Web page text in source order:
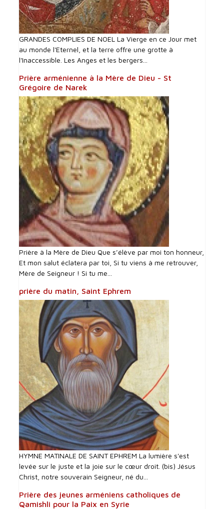
GRANDES COMPLIES DE NOEL La Vierge en ce Jour met
au monde l'Eternel, et la terre offre une grotte à
l'Inaccessible. Les Anges et les bergers...
Prière arménienne à la Mère de Dieu - St
Grégoire de Narek
Prière à la Mère de Dieu Que s’élève par moi ton honneur,
Et mon salut éclatera par toi, Si tu viens à me retrouver,
Mère de Seigneur ! Si tu me...
prière du matin, Saint Ephrem
HYMNE MATINALE DE SAINT EPHREM La lumière s'est
levée sur le juste et la joie sur le cœur droit. (bis) Jésus
Christ, notre souverain Seigneur, né du...
Prière des jeunes arméniens catholiques de
Qamishli pour la Paix en Syrie